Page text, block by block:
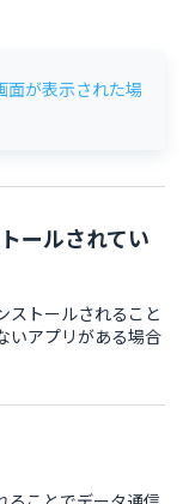
面が表示された場
ールされてい
ストールされること
いアプリがある場合